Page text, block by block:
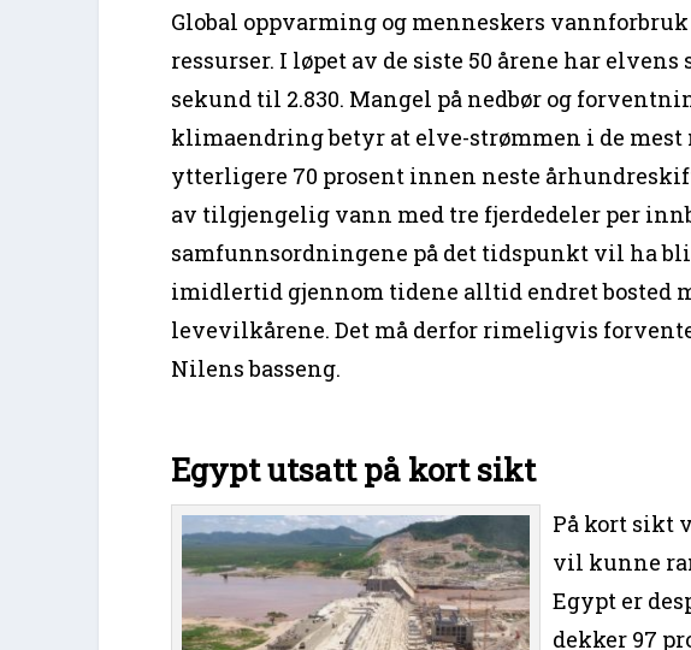
Global oppvarming og menneskers
ressurser. I løpet av de siste 50 årene har
sekund til 2.830. Mangel på nedbør og
klimaendring betyr at elve-strømmen i de
ytterligere 70 prosent innen neste
av tilgjengelig vann med tre fjerdedeler per
samfunnsordningene på det tidspunkt vil ha
imidlertid gjennom tidene alltid endret bosted
levevilkårene. Det må derfor rimeligvis
Nilens basseng.
Egypt utsatt på kort sikt
På kort sikt
vil kunne
Egypt er
dekker 97